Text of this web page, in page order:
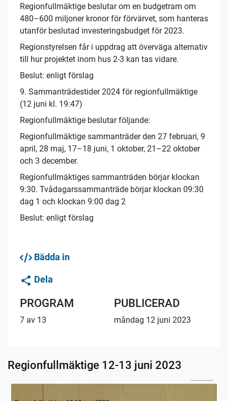
Regionfullmäktige beslutar om en budgetram om
480–600 miljoner kronor för förvärvet, som hanteras
utanför beslutad investeringsbudget för 2023.
Regionstyrelsen får i uppdrag att överväga alternativ
till hur projektet inom hus 2-3 kan tas vidare.
Beslut: enligt förslag
9. Sammanträdestider 2024 för regionfullmäktige
(12 juni kl. 19:47)
Regionfullmäktige beslutar följande:
Regionfullmäktige sammanträder den 27 februari, 9
april, 28 maj, 17–18 juni, 1 oktober, 21–22 oktober
och 3 december.
Regionfullmäktiges sammanträden börjar klockan
9:30. Tvådagarssammanträde börjar klockan 09:30
dag 1 och klockan 9:00 dag 2
Beslut: enligt förslag
Bädda in
Dela
PROGRAM
7 av 13
PUBLICERAD
måndag 12 juni 2023
Regionfullmäktige 12-13 juni 2023